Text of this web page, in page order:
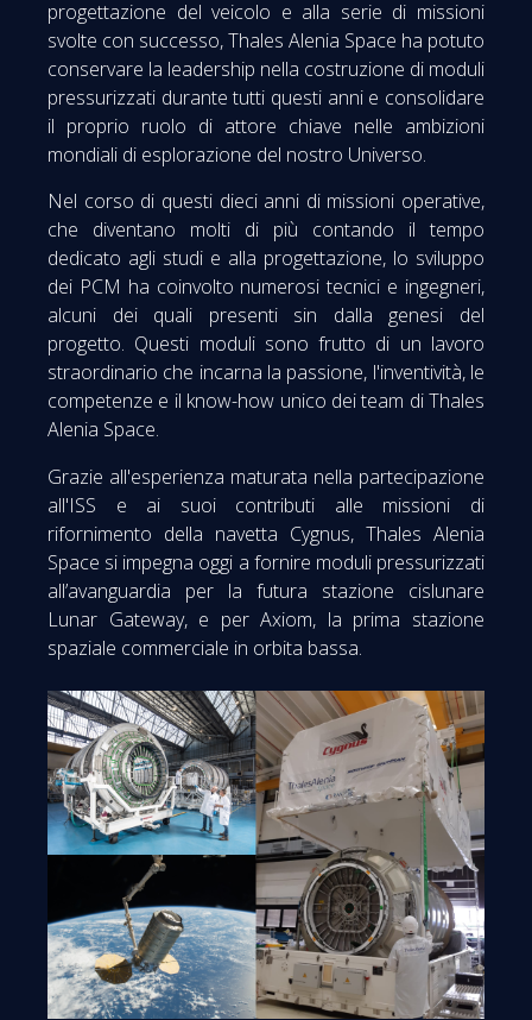
progettazione del veicolo e alla serie di missioni
svolte con successo, Thales Alenia Space ha potuto
conservare la leadership nella costruzione di moduli
pressurizzati durante tutti questi anni e consolidare
il proprio ruolo di attore chiave nelle ambizioni
mondiali di esplorazione del nostro Universo.
Nel corso di questi dieci anni di missioni operative,
che diventano molti di più contando il tempo
dedicato agli studi e alla progettazione, lo sviluppo
dei PCM ha coinvolto numerosi tecnici e ingegneri,
alcuni dei quali presenti sin dalla genesi del
progetto. Questi moduli sono frutto di un lavoro
straordinario che incarna la passione, l'inventività, le
competenze e il know-how unico dei team di Thales
Alenia Space.
Grazie all'esperienza maturata nella partecipazione
all'ISS e ai suoi contributi alle missioni di
rifornimento della navetta Cygnus, Thales Alenia
Space si impegna oggi a fornire moduli pressurizzati
all’avanguardia per la futura stazione cislunare
Lunar Gateway, e per Axiom, la prima stazione
spaziale commerciale in orbita bassa.